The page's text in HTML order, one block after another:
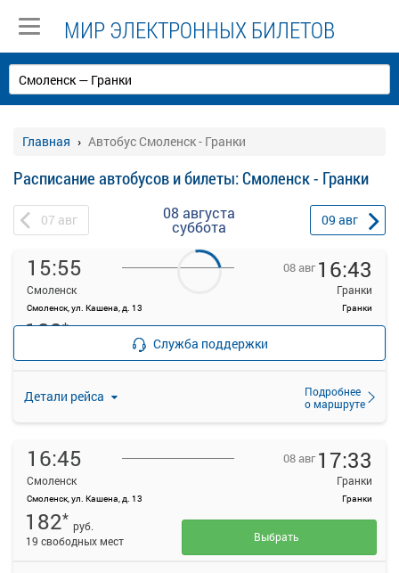
МИР ЭЛЕКТРОННЫХ БИЛЕТОВ
Главная Автобус Смоленск - Гранки
Расписание автобусов и билеты: Смоленск - Гранки
07 авг 08 августа
суббота 09 авг
15:55
Смоленск
Смоленск, ул. Кашена, д. 13
08 авг 16:43
Гранки
Гранки
Детали рейса
Подробнее
о маршруте
182*
Продажа билетов
прекращена
16:45
Смоленск
Смоленск, ул. Кашена, д. 13
08 авг 17:33
Гранки
Гранки
182* руб.
19 свободных мест
Выбрать
Служба поддержки